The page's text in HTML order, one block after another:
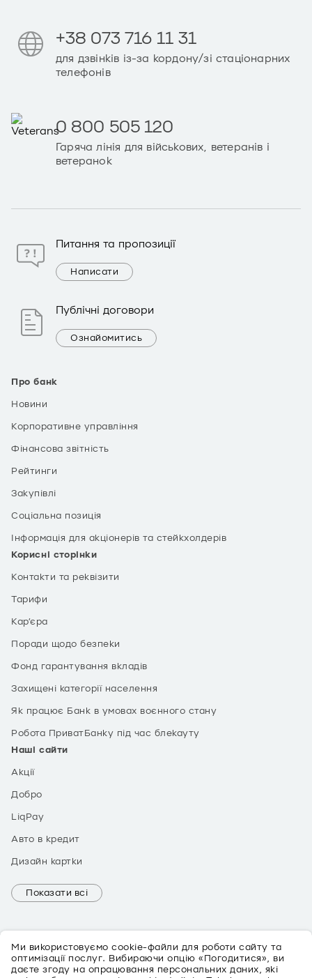
Ми використовуємо cookie-файли для роботи сайту та
оптимізації послуг. Вибираючи опцію «Погодитися», ви
даєте згоду на опрацювання персональних даних, які
Про банк
Новини
Корпоративне управління
Фінансова звітність
Рейтинги
Закупівлі
Соціальна позиція
Інформація для акціонерів та стейкхолдерів
Корисні сторінки
Контакти та реквізити
Тарифи
Кар’єра
Поради щодо безпеки
Фонд гарантування вкладів
Захищені категорії населення
Як працює Банк в умовах воєнного стану
Робота ПриватБанку під час блекауту
Наші сайти
Акції
Добро
LiqPay
Авто в кредит
Дизайн картки
Показати всі
+38 073 716 11 31
для дзвінків із-за кордону/зі стаціонарних
телефонів
0 800 505 120
Гаряча лінія для військових, ветеранів і
ветеранок
Питання та пропозиції
Написати
Публічні договори
Ознайомитись